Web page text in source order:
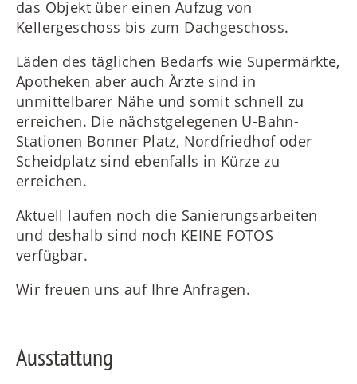
das Objekt über einen Aufzug von
Kellergeschoss bis zum Dachgeschoss.
Läden des täglichen Bedarfs wie Supermärkte,
Apotheken aber auch Ärzte sind in
unmittelbarer Nähe und somit schnell zu
erreichen. Die nächstgelegenen U-Bahn-
Stationen Bonner Platz, Nordfriedhof oder
Scheidplatz sind ebenfalls in Kürze zu
erreichen.
Aktuell laufen noch die Sanierungsarbeiten
und deshalb sind noch KEINE FOTOS
verfügbar.
Wir freuen uns auf Ihre Anfragen.
Ausstattung